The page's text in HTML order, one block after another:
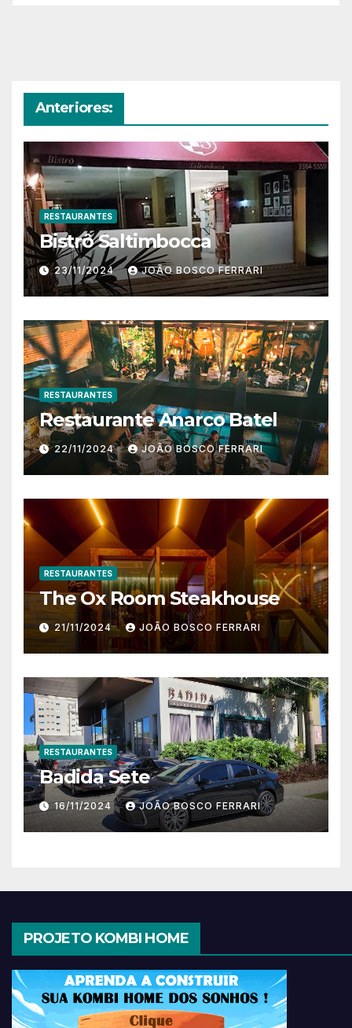
Anteriores:
RESTAURANTES
Bistrô Saltimbocca
23/11/2024 JOÃO BOSCO FERRARI
RESTAURANTES
Restaurante Anarco Batel
22/11/2024 JOÃO BOSCO FERRARI
RESTAURANTES
The Ox Room Steakhouse
21/11/2024 JOÃO BOSCO FERRARI
RESTAURANTES
Badida Sete
16/11/2024 JOÃO BOSCO FERRARI
PROJETO KOMBI HOME